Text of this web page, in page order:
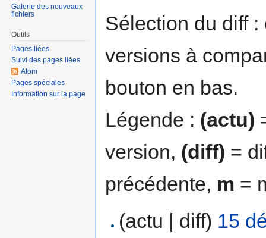
Sélection du diff
versions à
bouton en bas.
Légende : (actu)
version, (diff) =
précédente, m =
(actu | diff) 15
Galerie des nouveaux
fichiers
Outils
Pages liées
Suivi des pages liées
Atom
Pages spéciales
Information sur la page